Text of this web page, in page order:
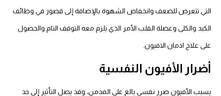
التي تتعرض للضعف وانخفاض الشهوة بالإضافة إلى قصور في وظائف
الكبد والكلى وعضلة القلب الأمر الذي يلزم معه التوقف التام والحصول
على علاج ادمان الافيون.
أضرار الأفيون النفسية
يسبب الأفيون ضرر نفسي بالغ على المدمن، وقد يصل التأثير إلى حد